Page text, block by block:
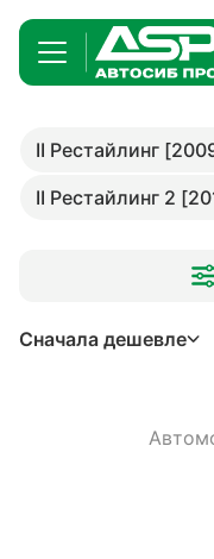
II Рестайлинг
II Рестайлинг 2
Сначала дешевле